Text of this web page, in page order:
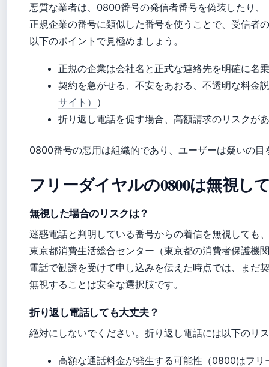
悪質な業者は、0800番号の発信者番号を偽装したり、
正規企業の番号に類似した番号を使うことで、受信者
以下のポイントで見極めましょう。
正規の企業は会社名と正式な連絡先を明確に名
契約を急がせる、不安をあおる、不透明な料金
サイト） ）
折り返し電話を促す場合、高額請求のリスクが
0800番号の悪用は組織的であり、ユーザーは疑いの目
フリーダイヤルの0800は無視し
無視した場合のリスクは？
迷惑電話と判明している番号からの着信を無視しても
東京都消費生活総合センター（東京都の消費者保護機
電話で勧誘を受けて申し込みを伝えた時点では、まだ
無視することは安全な選択肢です。
折り返し電話しても大丈夫？
絶対にしないでください。折り返し電話には以下のリ
高額な通話料金が発生する可能性（0800はフ